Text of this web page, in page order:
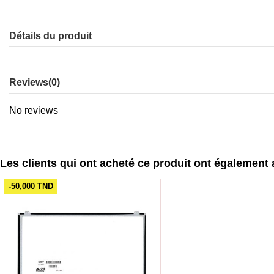
Détails du produit
Reviews(0)
No reviews
Les clients qui ont acheté ce produit ont également
-50,000 TND